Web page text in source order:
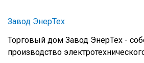
Завод ЭнерТех
Торговый дом Завод ЭнерТех -
производство